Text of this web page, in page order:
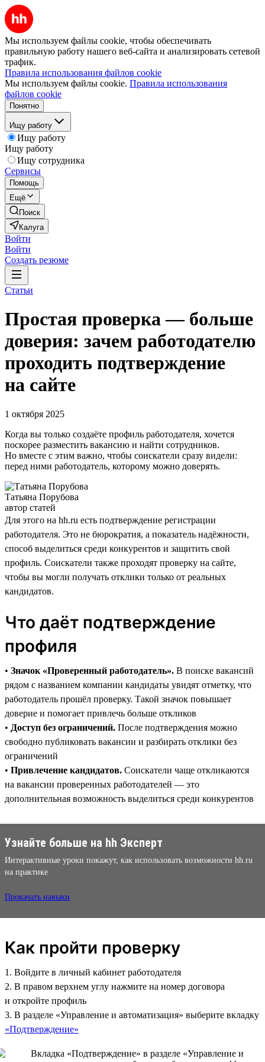
Мы используем файлы cookie, чтобы обеспечивать
правильную работу нашего веб-сайта и анализировать сетевой
трафик.
Правила использования файлов cookie
Мы используем файлы cookie. Правила использования
файлов cookie
Понятно
Ищу работу
Ищу работу
Ищу работу
Ищу сотрудника
Сервисы
Помощь
Ещё
Поиск
Калуга
Войти
Войти
Создать резюме
Статьи
Простая проверка — больше
доверия: зачем работодателю
проходить подтверждение
на сайте
1 октября 2025
Когда вы только создаёте профиль работодателя, хочется
поскорее разместить вакансию и найти сотрудников.
Но вместе с этим важно, чтобы соискатели сразу видели:
перед ними работодатель, которому можно доверять.
Татьяна Порубова
автор статей
Для этого на hh.ru есть подтверждение регистрации
работодателя. Это не бюрократия, а показатель надёжности,
способ выделиться среди конкурентов и защитить свой
профиль. Соискатели также проходят проверку на сайте,
чтобы вы могли получать отклики только от реальных
кандидатов.
Что даёт подтверждение
профиля
• Значок «Проверенный работодатель». В поиске вакансий
рядом с названием компании кандидаты увидят отметку, что
работодатель прошёл проверку. Такой значок повышает
доверие и помогает привлечь больше откликов
• Доступ без ограничений. После подтверждения можно
свободно публиковать вакансии и разбирать отклики без
ограничений
• Привлечение кандидатов. Соискатели чаще откликаются
на вакансии проверенных работодателей — это
дополнительная возможность выделиться среди конкурентов
Узнайте больше на hh Эксперт
Интерактивные уроки покажут, как использовать возможности hh.ru
на практике
Прокачать навыки
Как пройти проверку
1. Войдите в личный кабинет работодателя
2. В правом верхнем углу нажмите на номер договора
и откройте профиль
3. В разделе «Управление и автоматизация» выберите вкладку
«Подтверждение»